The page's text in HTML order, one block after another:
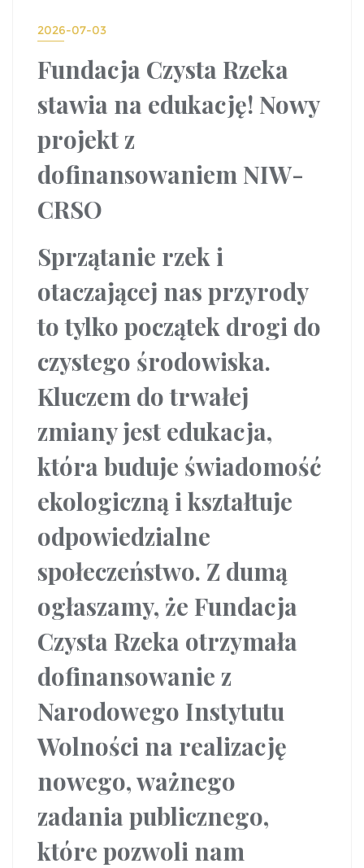
2026-07-03
Fundacja Czysta Rzeka
stawia na edukację! Nowy
projekt z
dofinansowaniem NIW-
CRSO
Sprzątanie rzek i
otaczającej nas przyrody
to tylko początek drogi do
czystego środowiska.
Kluczem do trwałej
zmiany jest edukacja,
która buduje świadomość
ekologiczną i kształtuje
odpowiedzialne
społeczeństwo. Z dumą
ogłaszamy, że Fundacja
Czysta Rzeka otrzymała
dofinansowanie z
Narodowego Instytutu
Wolności na realizację
nowego, ważnego
zadania publicznego,
które pozwoli nam